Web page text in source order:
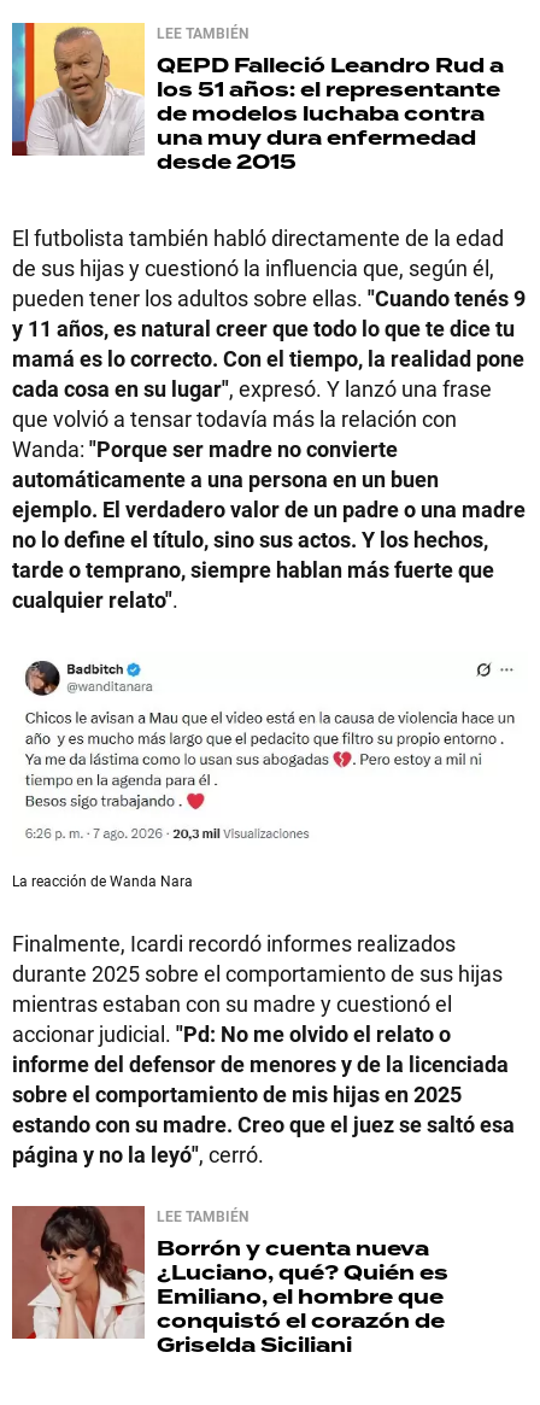
LEE TAMBIÉN
QEPD Falleció Leandro Rud a
los 51 años: el representante
de modelos luchaba contra
una muy dura enfermedad
desde 2015
El futbolista también habló directamente de la edad
de sus hijas y cuestionó la influencia que, según él,
pueden tener los adultos sobre ellas. "Cuando tenés 9
y 11 años, es natural creer que todo lo que te dice tu
mamá es lo correcto. Con el tiempo, la realidad pone
cada cosa en su lugar", expresó. Y lanzó una frase
que volvió a tensar todavía más la relación con
Wanda: "Porque ser madre no convierte
automáticamente a una persona en un buen
ejemplo. El verdadero valor de un padre o una madre
no lo define el título, sino sus actos. Y los hechos,
tarde o temprano, siempre hablan más fuerte que
cualquier relato".
La reacción de Wanda Nara
Finalmente, Icardi recordó informes realizados
durante 2025 sobre el comportamiento de sus hijas
mientras estaban con su madre y cuestionó el
accionar judicial. "Pd: No me olvido el relato o
informe del defensor de menores y de la licenciada
sobre el comportamiento de mis hijas en 2025
estando con su madre. Creo que el juez se saltó esa
página y no la leyó", cerró.
LEE TAMBIÉN
Borrón y cuenta nueva
¿Luciano, qué? Quién es
Emiliano, el hombre que
conquistó el corazón de
Griselda Siciliani